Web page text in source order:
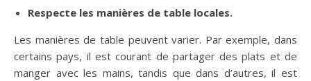
Respecte les manières de table locales.
Les manières de table peuvent varier. Par exemple, dans
certains pays, il est courant de partager des plats et de
manger avec les mains, tandis que dans d’autres, il est